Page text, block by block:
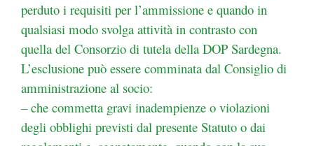
perduto i requisiti per l’ammissione e quando in
qualsiasi modo svolga attività in contrasto con
quella del Consorzio di tutela della DOP Sardegna.
L’esclusione può essere comminata dal Consiglio di
amministrazione al socio:
– che commetta gravi inadempienze o violazioni
degli obblighi previsti dal presente Statuto o dai